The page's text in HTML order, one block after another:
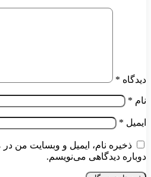
دیدگاه *
نام *
ایمیل *
ذخیره نام، ایمیل و وبسایت من
دوباره دیدگاهی می‌نویسم.